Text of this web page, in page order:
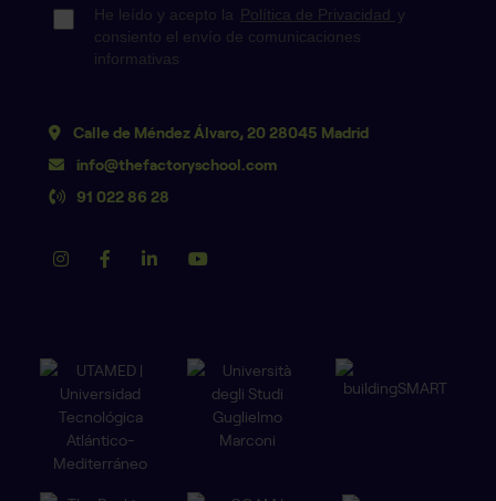
SOLICITA MÁS INFORMACIÓN
Calle de Méndez Álvaro, 20 28045 Madrid
info@thefactoryschool.com
91 022 86 28